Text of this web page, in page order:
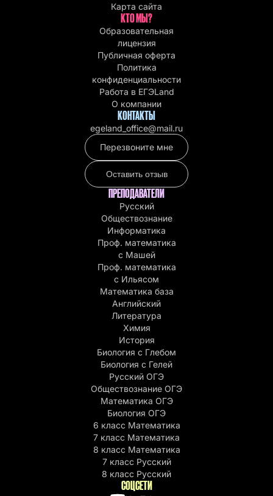
Карта сайта
КТО МЫ?
Образовательная
лицензия
Публичная оферта
Политика
конфиденциальности
Работа в EГЭLand
О компании
КОНТАКТЫ
egeland_office@mail.ru
Перезвоните мне
Оставить отзыв
ПРЕПОДАВАТЕЛИ
Русский
Обществознание
Информатика
Проф. математика
с Машей
Проф. математика
c Ильясом
Математика база
Английский
Литература
Химия
История
Биология с Глебом
Биология с Гелей
Русский ОГЭ
Обществознание ОГЭ
Математика ОГЭ
Биология ОГЭ
6 класс Математика
7 класс Математика
8 класс Математика
7 класс Русский
8 класс Русский
СОЦСЕТИ